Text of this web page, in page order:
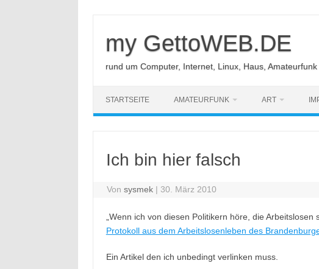
my GettoWEB.DE
rund um Computer, Internet, Linux, Haus,
STARTSEITE AMATEURFUNK ART
Ich bin hier falsch
Vonsysmek | 30. März 2010
„Wenn ich von diesen Politikern höre, die
Protokoll aus dem Arbeitslosenleben des
Ein Artikel den ich unbedingt verlinken muss.